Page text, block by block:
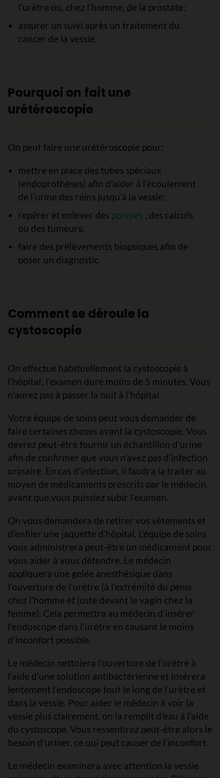
l’urètre ou, chez l’homme, de la prostate;
assurer un suivi après un traitement du
cancer de la vessie.
Pourquoi on fait une
urétéroscopie
On peut faire une urétéroscopie pour:
mettre en place des tubes spéciaux
(endoprothèses) afin d’aider à l’écoulement
de l’urine des reins jusqu’à la vessie;
repérer et enlever des polypes , des calculs
ou des tumeurs;
faire des prélèvements biopsiques afin de
poser un diagnostic.
Comment se déroule la
cystoscopie
On effectue habituellement la cystoscopie à
l’hôpital; l’examen dure moins de 5 minutes. Vous
n’aurez pas à passer la nuit à l’hôpital.
Votre équipe de soins peut vous demander de
faire certaines choses avant la cystoscopie. Vous
devrez peut-être fournir un échantillon d’urine
afin de confirmer que vous n’avez pas d’infection
urinaire. En cas d’infection, il faudra la traiter au
moyen de médicaments prescrits par le médecin
avant que vous puissiez subir l’examen.
On vous demandera de retirer vos vêtements et
d’enfiler une jaquette d’hôpital. L’équipe de soins
vous administrera peut-être un médicament pour
vous aider à vous détendre. Le médecin
appliquera une gelée anesthésique dans
l’ouverture de l’urètre (à l’extrémité du pénis
chez l’homme et juste devant le vagin chez la
femme). Cela permettra au médecin d’insérer
l’endoscope dans l’urètre en causant le moins
d’inconfort possible.
Le médecin nettoiera l’ouverture de l’urètre à
l’aide d’une solution antibactérienne et insérera
lentement l’endoscope tout le long de l’urètre et
dans la vessie. Pour aider le médecin à voir la
vessie plus clairement, on la remplit d’eau à l’aide
du cystoscope. Vous ressentirez peut-être alors le
besoin d’uriner, ce qui peut causer de l’inconfort.
Le médecin examinera avec attention la vessie